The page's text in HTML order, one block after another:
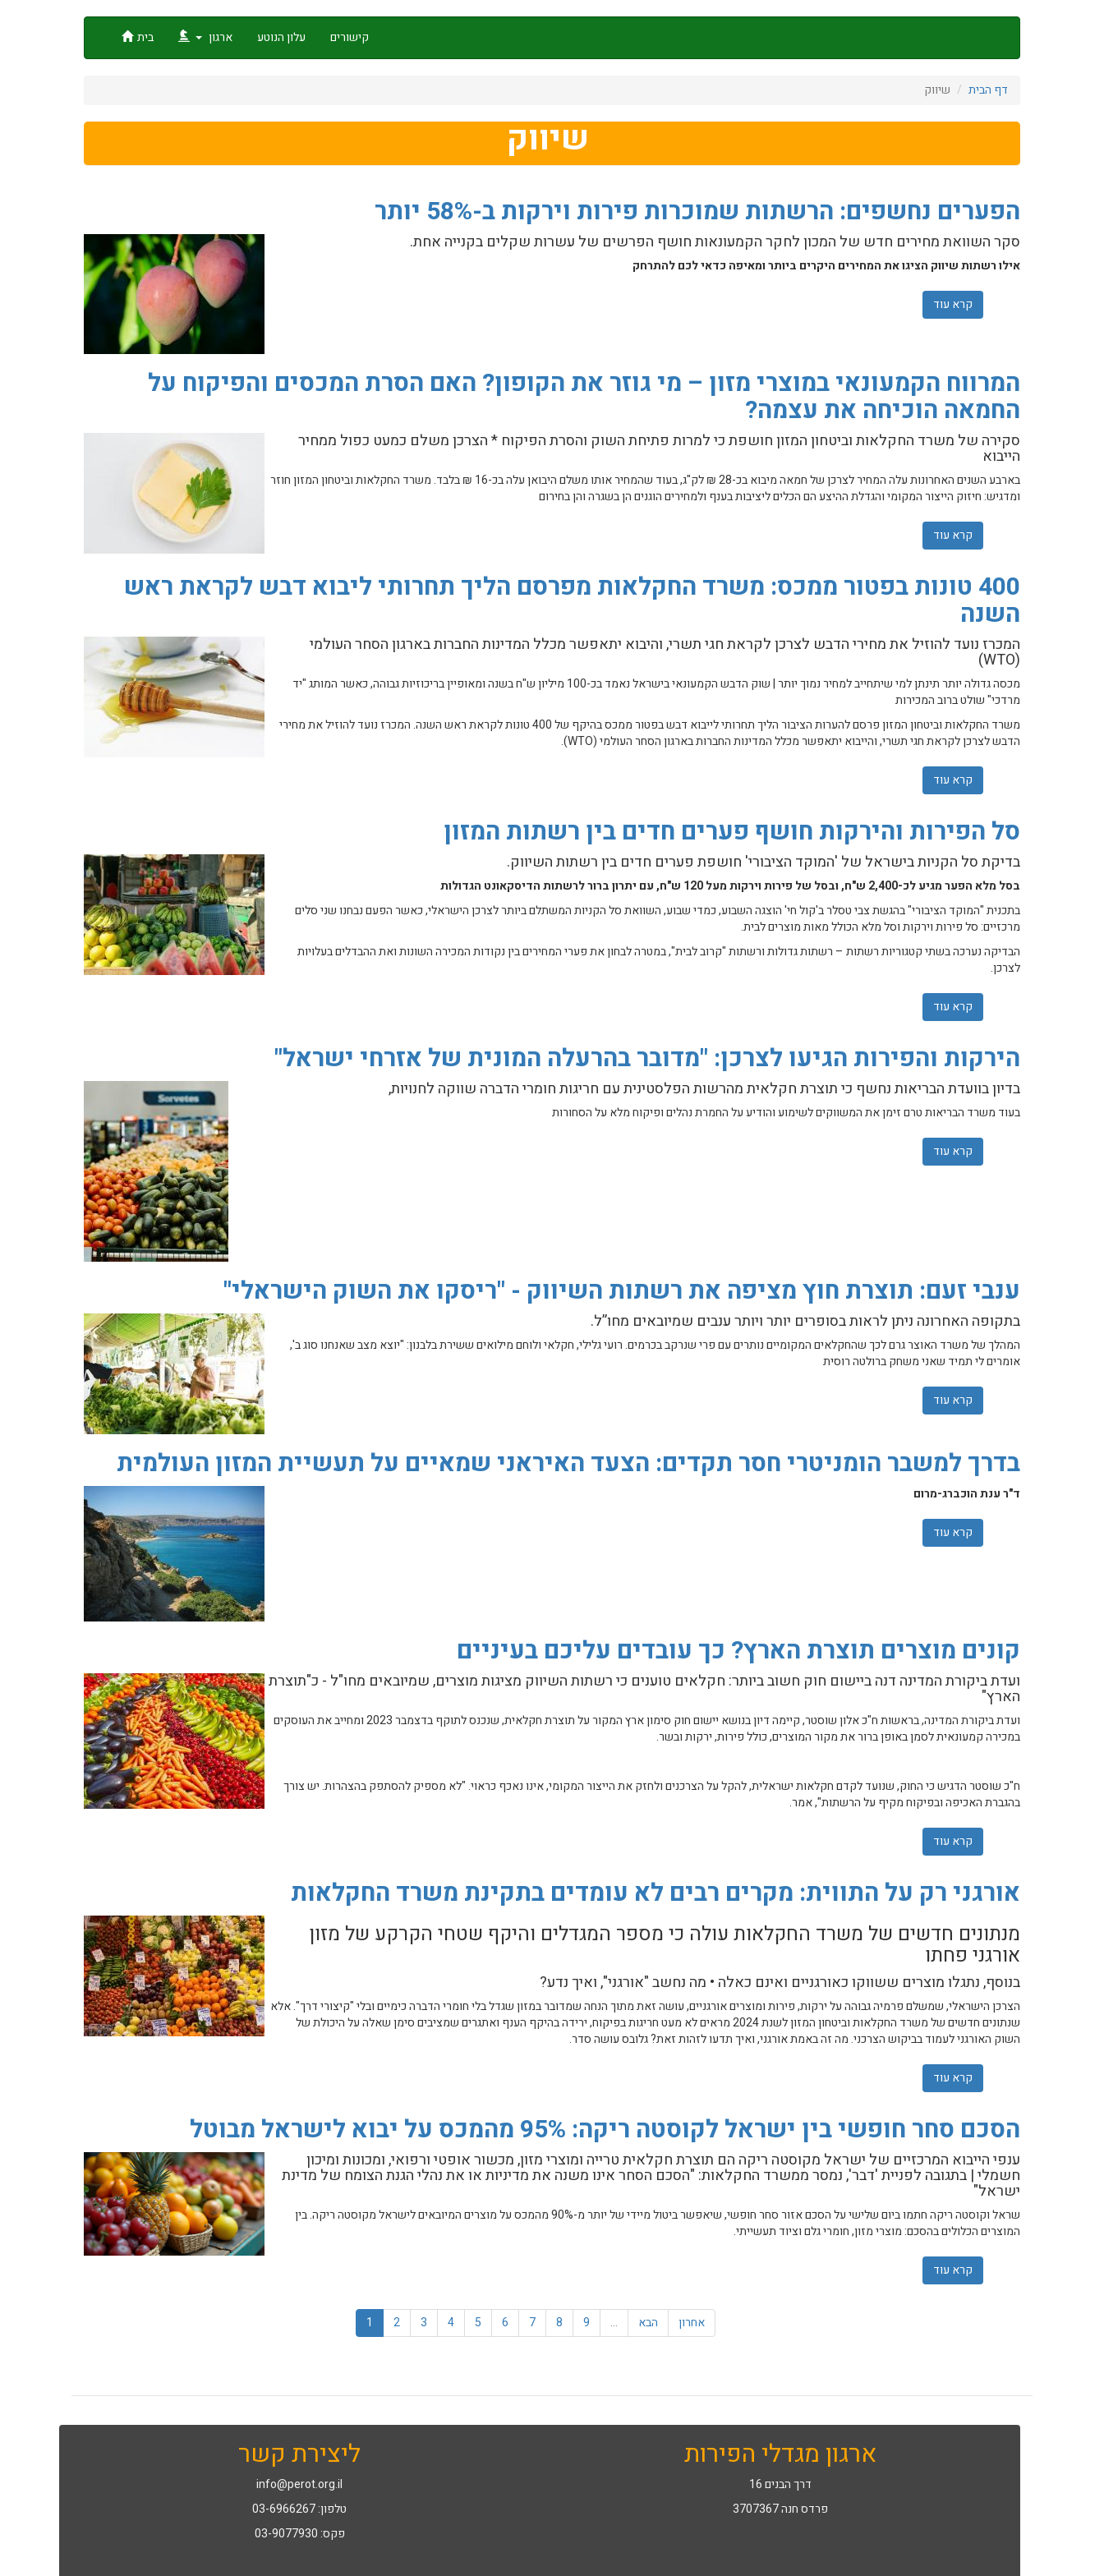
בית ארגון עלון הנוטע קישורים
דף הבית שיווק
שיווק
הפערים נחשפים: הרשתות שמוכרות פירות וירקות ב-58% יותר
סקר השוואת מחירים חדש של המכון לחקר הקמעונאות חושף הפרשים של עשרות שקלים בקנייה אחת.
אילו רשתות שיווק הציגו את המחירים היקרים ביותר ומאיפה כדאי לכם להתרחק
קרא עוד
המרווח הקמעונאי במוצרי מזון – מי גוזר את הקופון? האם הסרת המכסים והפיקוח על
החמאה הוכיחה את עצמה?
סקירה של משרד החקלאות וביטחון המזון חושפת כי למרות פתיחת השוק והסרת הפיקוח * הצרכן משלם כמעט כפול ממחיר
הייבוא
בארבע השנים האחרונות עלה המחיר לצרכן של חמאה מיבוא בכ-28 ₪ לק"ג, בעוד שהמחיר אותו משלם היבואן עלה בכ-16 ₪ בלבד. משרד החקלאות וביטחון המזון חוזר
ומדגיש: חיזוק הייצור המקומי והגדלת ההיצע הם הכלים ליציבות בענף ולמחירים הוגנים הן בשגרה והן בחירום
קרא עוד
400 טונות בפטור ממכס: משרד החקלאות מפרסם הליך תחרותי ליבוא דבש לקראת ראש
השנה
המכרז נועד להוזיל את מחירי הדבש לצרכן לקראת חגי תשרי, והיבוא יתאפשר מכלל המדינות החברות בארגון הסחר העולמי
(WTO)
מכסה גדולה יותר תינתן למי שיתחייב למחיר נמוך יותר | שוק הדבש הקמעונאי בישראל נאמד בכ-100 מיליון ש"ח בשנה ומאופיין בריכוזיות גבוהה, כאשר המותג "יד
מרדכי" שולט ברוב המכירות
משרד החקלאות וביטחון המזון פרסם להערות הציבור הליך תחרותי לייבוא דבש בפטור ממכס בהיקף של 400 טונות לקראת ראש השנה. המכרז נועד להוזיל את מחירי
הדבש לצרכן לקראת חגי תשרי, והייבוא יתאפשר מכלל המדינות החברות בארגון הסחר העולמי (WTO).
קרא עוד
סל הפירות והירקות חושף פערים חדים בין רשתות המזון
בדיקת סל הקניות בישראל של 'המוקד הציבורי' חושפת פערים חדים בין רשתות השיווק.
בסל מלא הפער מגיע לכ-2,400 ש"ח, ובסל של פירות וירקות מעל 120 ש"ח, עם יתרון ברור לרשתות הדיסקאונט הגדולות
בתכנית "המוקד הציבורי" בהגשת צבי טסלר ב'קול חי' הוצגה השבוע, כמדי שבוע, השוואת סל הקניות המשתלם ביותר לצרכן הישראלי, כאשר הפעם נבחנו שני סלים
מרכזיים: סל פירות וירקות וסל מלא הכולל מאות מוצרים לבית.
הבדיקה נערכה בשתי קטגוריות רשתות – רשתות גדולות ורשתות "קרוב לבית", במטרה לבחון את פערי המחירים בין נקודות המכירה השונות ואת ההבדלים בעלויות
לצרכן.
קרא עוד
הירקות והפירות הגיעו לצרכן: "מדובר בהרעלה המונית של אזרחי ישראל"
בדיון בוועדת הבריאות נחשף כי תוצרת חקלאית מהרשות הפלסטינית עם חריגות חומרי הדברה שווקה לחנויות,
בעוד משרד הבריאות טרם זימן את המשווקים לשימוע והודיע על החמרת נהלים ופיקוח מלא על הסחורות
קרא עוד
ענבי זעם: תוצרת חוץ מציפה את רשתות השיווק - "ריסקו את השוק הישראלי"
בתקופה האחרונה ניתן לראות בסופרים יותר ויותר ענבים שמיובאים מחו”ל.
המהלך של משרד האוצר גרם לכך שהחקלאים המקומיים נותרים עם פרי שנרקב בכרמים. רועי גלילי, חקלאי ולוחם מילואים ששירת בלבנון: "יוצא מצב שאנחנו סוג ב',
אומרים לי תמיד שאני משחק ברולטה רוסית
קרא עוד
בדרך למשבר הומניטרי חסר תקדים: הצעד האיראני שמאיים על תעשיית המזון העולמית
ד"ר ענת הוכברג-מרום
קרא עוד
קונים מוצרים תוצרת הארץ? כך עובדים עליכם בעיניים
ועדת ביקורת המדינה דנה ביישום חוק חשוב ביותר: חקלאים טוענים כי רשתות השיווק מציגות מוצרים, שמיובאים מחו"ל - כ"תוצרת
הארץ"
ועדת ביקורת המדינה, בראשות ח"כ אלון שוסטר, קיימה דיון בנושא יישום חוק סימון ארץ המקור על תוצרת חקלאית, שנכנס לתוקף בדצמבר 2023 ומחייב את העוסקים
במכירה קמעונאית לסמן באופן ברור את מקור המוצרים, כולל פירות, ירקות ובשר.
ח"כ שוסטר הדגיש כי החוק, שנועד לקדם חקלאות ישראלית, להקל על הצרכנים ולחזק את הייצור המקומי, אינו נאכף כראוי. "לא מספיק להסתפק בהצהרות. יש צורך
בהגברת האכיפה ובפיקוח מקיף על הרשתות", אמר.
קרא עוד
אורגני רק על התווית: מקרים רבים לא עומדים בתקינת משרד החקלאות
מנתונים חדשים של משרד החקלאות עולה כי מספר המגדלים והיקף שטחי הקרקע של מזון
אורגני פחתו
בנוסף, נתגלו מוצרים ששווקו כאורגניים ואינם כאלה • מה נחשב "אורגני", ואיך נדע?
הצרכן הישראלי, שמשלם פרמיה גבוהה על ירקות, פירות ומוצרים אורגניים, עושה זאת מתוך הנחה שמדובר במזון שגדל בלי חומרי הדברה כימיים ובלי "קיצורי דרך". אלא
שנתונים חדשים של משרד החקלאות וביטחון המזון לשנת 2024 מראים לא מעט חריגות בפיקוח, ירידה בהיקף הענף ואתגרים שמציבים סימן שאלה על היכולת של
השוק האורגני לעמוד בביקוש הצרכני. מה זה באמת אורגני, ואיך תדעו לזהות זאת? גלובס עושה סדר.
קרא עוד
הסכם סחר חופשי בין ישראל לקוסטה ריקה: 95% מהמכס על יבוא לישראל מבוטל
ענפי הייבוא המרכזיים של ישראל מקוסטה ריקה הם תוצרת חקלאית טרייה ומוצרי מזון, מכשור אופטי ורפואי, ומכונות ומיכון
חשמלי | בתגובה לפניית 'דבר', נמסר ממשרד החקלאות: "הסכם הסחר אינו משנה את מדיניות או את נהלי הגנת הצומח של מדינת
ישראל"
שראל וקוסטה ריקה חתמו ביום שלישי על הסכם אזור סחר חופשי, שיאפשר ביטול מיידי של יותר מ-90% מהמכס על מוצרים המיובאים לישראל מקוסטה ריקה. בין
המוצרים הכלולים בהסכם: מוצרי מזון, חומרי גלם וציוד תעשייתי.
קרא עוד
1 2 3 4 5 6 7 8 9 … הבא אחרון
ליצירת קשר
info@perot.org.il
טלפון: 03-6966267
פקס: 03-9077930
ארגון מגדלי הפירות
דרך הבנים 16
פרדס חנה 3707367